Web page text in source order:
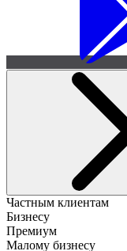
Частным клиентам
Бизнесу
Премиум
Малому бизнесу